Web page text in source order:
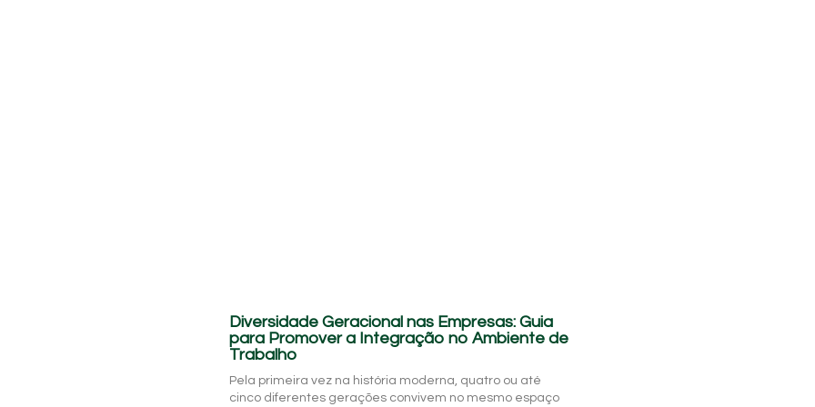
Diversidade Geracional nas Empresas: Guia
para Promover a Integração no Ambiente de
Trabalho
Pela primeira vez na história moderna, quatro ou até
cinco diferentes gerações convivem no mesmo espaço